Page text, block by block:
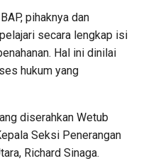
pihaknya dan
secara lengkap isi
Hal ini dinilai
hukum yang
diserahkan Wetub
Seksi Penerangan
Richard Sinaga.